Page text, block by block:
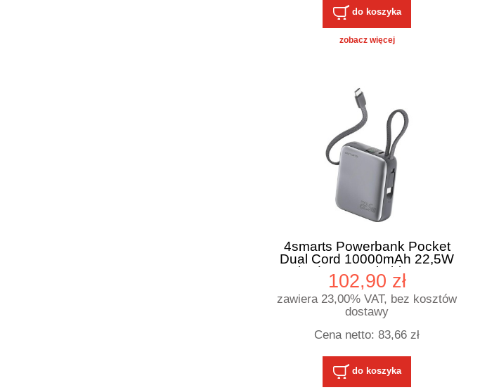
do koszyka
zobacz więcej
4smarts Powerbank Pocket
Dual Cord 10000mAh 22,5W
z wbudowanym kablem USB-
C 15cm Szary
102,90 zł
zawiera 23,00% VAT, bez kosztów
dostawy
Cena netto: 83,66 zł
do koszyka